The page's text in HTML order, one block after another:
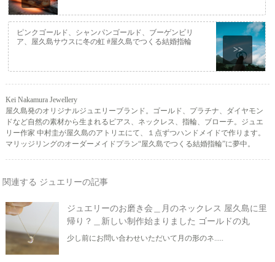
>>
ピンクゴールド、シャンパンゴールド、ブーゲンビリ
ア、屋久島サウスに冬の虹 #屋久島でつくる結婚指輪
Kei Nakamura Jewellery
屋久島発のオリジナルジュエリーブランド。ゴールド、プラチナ、ダイヤモン
ドなど自然の素材から生まれるピアス、ネックレス、指輪、ブローチ。ジュエ
リー作家 中村圭が屋久島のアトリエにて、１点ずつハンドメイドで作ります。
マリッジリングのオーダーメイドプラン“屋久島でつくる結婚指輪”に夢中。
関連する ジュエリーの記事
ジュエリーのお磨き会＿月のネックレス 屋久島に里
帰り？＿新しい制作始まりました ゴールドの丸
少し前にお問い合わせいただいて月の形のネ.....